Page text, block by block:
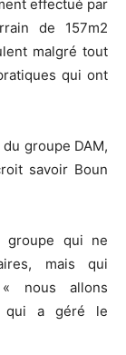
effectué par
de 157m2
malgré tout
qui ont
groupe DAM,
savoir Boun
groupe qui ne
mais qui
nous allons
qui a géré le